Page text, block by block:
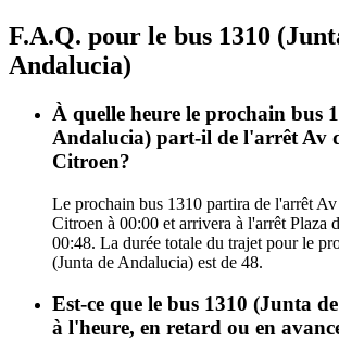
F.A.Q. pour le bus 1310
Andalucia)
À quelle heure le prochain bus
Andalucia) part-il de l'arrêt Av
Citroen?
Le prochain bus 1310 partira de l'arrêt
Citroen à 00:00 et arrivera à l'arrêt Plaza
00:48. La durée totale du trajet pour le
(Junta de Andalucia) est de 48.
Est-ce que le bus 1310 (Junta
à l'heure, en retard ou en